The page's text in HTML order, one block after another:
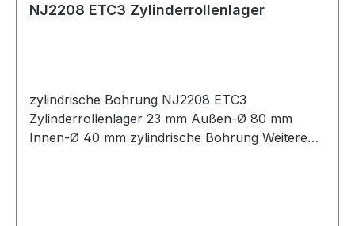
NJ2208 ETC3 Zylinderrollenlager
zylindrische Bohrung NJ2208 ETC3
Zylinderrollenlager 23 mm Außen-Ø 80 mm
Innen-Ø 40 mm zylindrische Bohrung Weitere